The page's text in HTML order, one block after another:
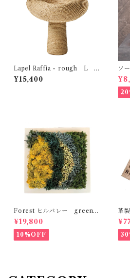
Lapel Raffia - rough L
MOBJE
¥15,400
ソ
O
Forest ヒルバレー green s
enses
¥19,800
10%OFF
革
s.